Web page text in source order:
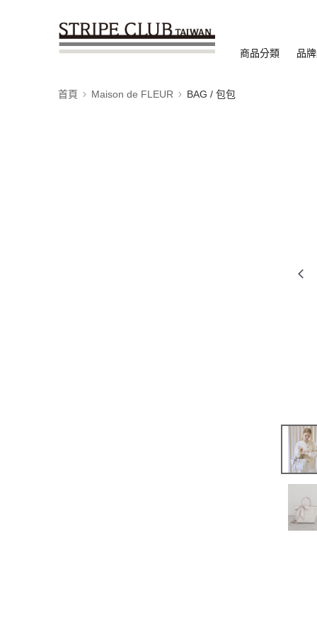
商品分類 品
首頁 Maison de FLEUR BAG / 包包